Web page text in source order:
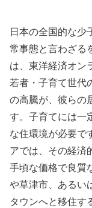
日本の全国的な少
常事態と言わざる
は、東洋経済オン
若者・子育て世代
の高騰が、彼らの
す。子育てには一
な住環境が必要で
アでは、その経済
手頃な価格で良質
や草津市、あるい
タウンへと移住す